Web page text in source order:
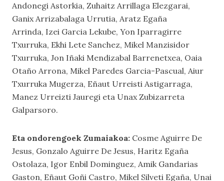
Andonegi Astorkia, Zuhaitz Arrillaga Elezgarai,
Ganix Arrizabalaga Urrutia, Aratz Egaña
Arrinda, Izei Garcia Lekube, Yon Iparragirre
Txurruka, Ekhi Lete Sanchez, Mikel Manzisidor
Txurruka, Jon Iñaki Mendizabal Barrenetxea, Oaia
Otaño Arrona, Mikel Paredes Garcia-Pascual, Aiur
Txurruka Mugerza, Eñaut Urreisti Astigarraga,
Manez Urreizti Jauregi eta Unax Zubizarreta
Galparsoro.
Eta ondorengoek Zumaiakoa: Cosme Aguirre De
Jesus, Gonzalo Aguirre De Jesus, Haritz Egaña
Ostolaza, Igor Enbil Dominguez, Amik Gandarias
Gaston, Eñaut Goñi Castro, Mikel Silveti Egaña, Unai